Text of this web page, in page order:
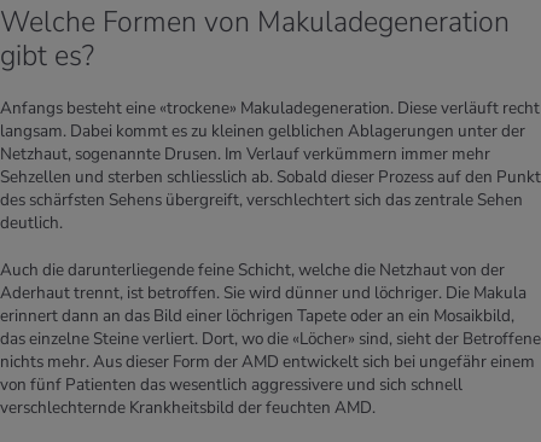
Welche Formen von Makuladegeneration
gibt es?
Anfangs besteht eine «trockene» Makuladegeneration. Diese verläuft recht
langsam. Dabei kommt es zu kleinen gelblichen Ablagerungen unter der
Netzhaut, sogenannte Drusen. Im Verlauf verkümmern immer mehr
Sehzellen und sterben schliesslich ab. Sobald dieser Prozess auf den Punkt
des schärfsten Sehens übergreift, verschlechtert sich das zentrale Sehen
deutlich.
Auch die darunterliegende feine Schicht, welche die Netzhaut von der
Aderhaut trennt, ist betroffen. Sie wird dünner und löchriger. Die Makula
erinnert dann an das Bild einer löchrigen Tapete oder an ein Mosaikbild,
das einzelne Steine verliert. Dort, wo die «Löcher» sind, sieht der Betroffene
nichts mehr. Aus dieser Form der AMD entwickelt sich bei ungefähr einem
von fünf Patienten das wesentlich aggressivere und sich schnell
verschlechternde Krankheitsbild der feuchten AMD.